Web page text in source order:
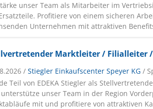
unser Team als Mitarbeiter im
Profitiere von einem sicheren
Unternehmen mit attraktiven
Marktleiter / Filialleiter
/Stiegler Einkaufscenter Speyer KG /
Teil von EDEKA Stiegler als
unser Team in der Region
mit und profitiere von attraktiven